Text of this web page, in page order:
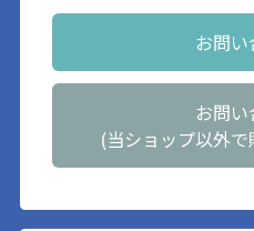
お問い
お問い
(当ショップ以外